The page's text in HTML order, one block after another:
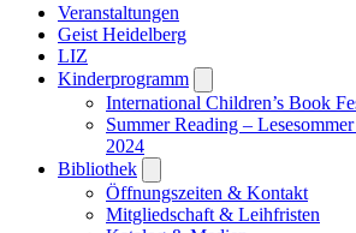
Veranstaltungen
Geist Heidelberg
LIZ
Kinderprogramm
submenu
International Children’s Book
Summer Reading –
2024
Bibliothek
submenu
Öffnungszeiten & Kontakt
Mitgliedschaft & Leihfristen